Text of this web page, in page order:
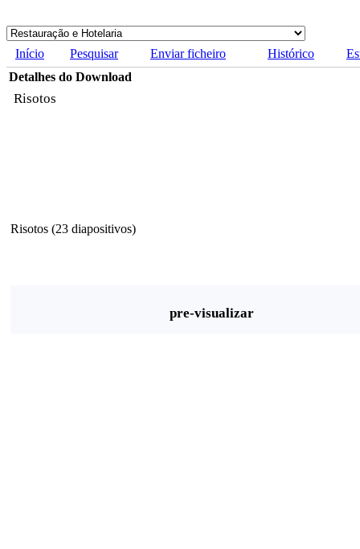
Início Pesquisar Enviar ficheiro Histórico
Detalhes do Download
Risotos
Risotos (23 diapositivos)
pre-visualizar